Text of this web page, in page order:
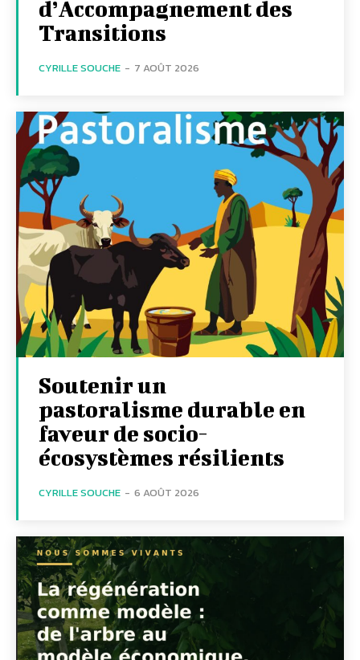
d’Accompagnement des
Transitions
CYRILLE SOUCHE - 7 AOÛT 2026
Soutenir un
pastoralisme durable en
faveur de socio-
écosystèmes résilients
CYRILLE SOUCHE - 6 AOÛT 2026